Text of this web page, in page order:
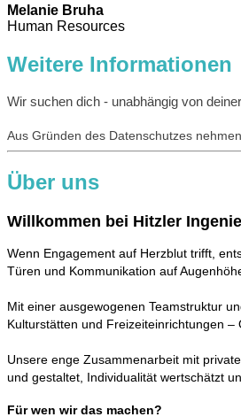
Melanie Bruha
Human Resources
Weitere Informationen
Wir suchen dich - unabhängig von
Aus Gründen des Datenschutzes
Über uns
Willkommen bei Hitzler
Wenn Engagement auf Herzblut trifft,
Türen und Kommunikation auf
Mit einer ausgewogenen Teamstruktur
Kulturstätten und Freizeiteinrichtungen
Unsere enge Zusammenarbeit mit
und gestaltet, Individualität wertschätzt
Für wen wir das machen?